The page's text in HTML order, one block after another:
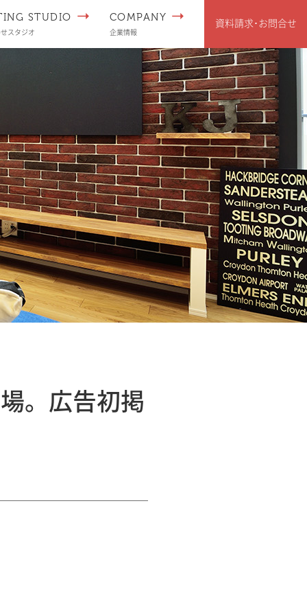
STUDIO
スタジオ
COMPANY
企業情報
資料請求･お問合せ
。広告初掲